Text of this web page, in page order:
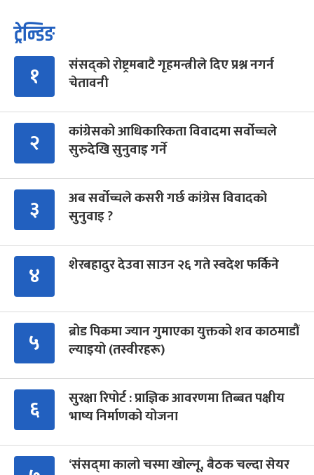
ट्रेन्डिङ
१
संसद्को रोष्ट्रमबाटै गृहमन्त्रीले दिए प्रश्न नगर्न
चेतावनी
२
कांग्रेसको आधिकारिकता विवादमा सर्वोच्चले
सुरुदेखि सुनुवाइ गर्ने
३
अब सर्वोच्चले कसरी गर्छ कांग्रेस विवादको
सुनुवाइ ?
४ शेरबहादुर देउवा साउन २६ गते स्वदेश फर्किने
५
ब्रोड पिकमा ज्यान गुमाएका युक्तको शव काठमाडौं
ल्याइयो (तस्वीरहरू)
६
सुरक्षा रिपोर्ट : प्राज्ञिक आवरणमा तिब्बत पक्षीय
भाष्य निर्माणको योजना
‘संसद्‍मा कालो चस्मा खोल्नू, बैठक चल्दा सेयर